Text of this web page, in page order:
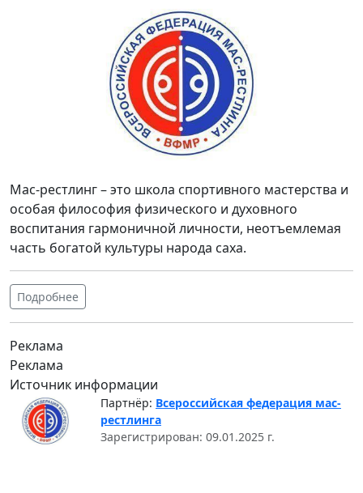
Мас-рестлинг – это школа спортивного мастерства и
особая философия физического и духовного
воспитания гармоничной личности, неотъемлемая
часть богатой культуры народа саха.
Подробнее
Реклама
Реклама
Источник информации
Партнёр: Всероссийская федерация мас-
рестлинга
Зарегистрирован: 09.01.2025 г.